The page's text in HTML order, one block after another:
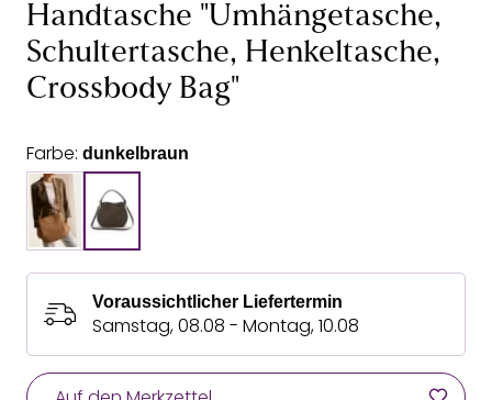
Handtasche "Umhängetasche,
Schultertasche, Henkeltasche,
Crossbody Bag"
Farbe: dunkelbraun
Voraussichtlicher Liefertermin
Samstag, 08.08 - Montag, 10.08